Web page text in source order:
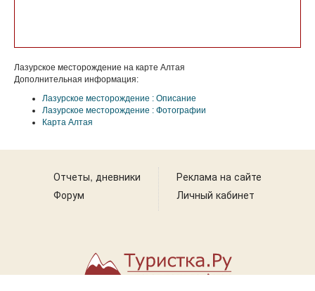
Лазурское месторождение на карте Алтая
Дополнительная информация:
Лазурское месторождение : Описание
Лазурское месторождение : Фотографии
Карта Алтая
Отчеты, дневники
Форум
Реклама на сайте
Личный кабинет